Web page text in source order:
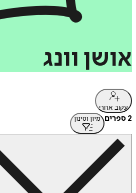
אושן וונג
עקוב אחרי
2 ספרים מיון וסינון